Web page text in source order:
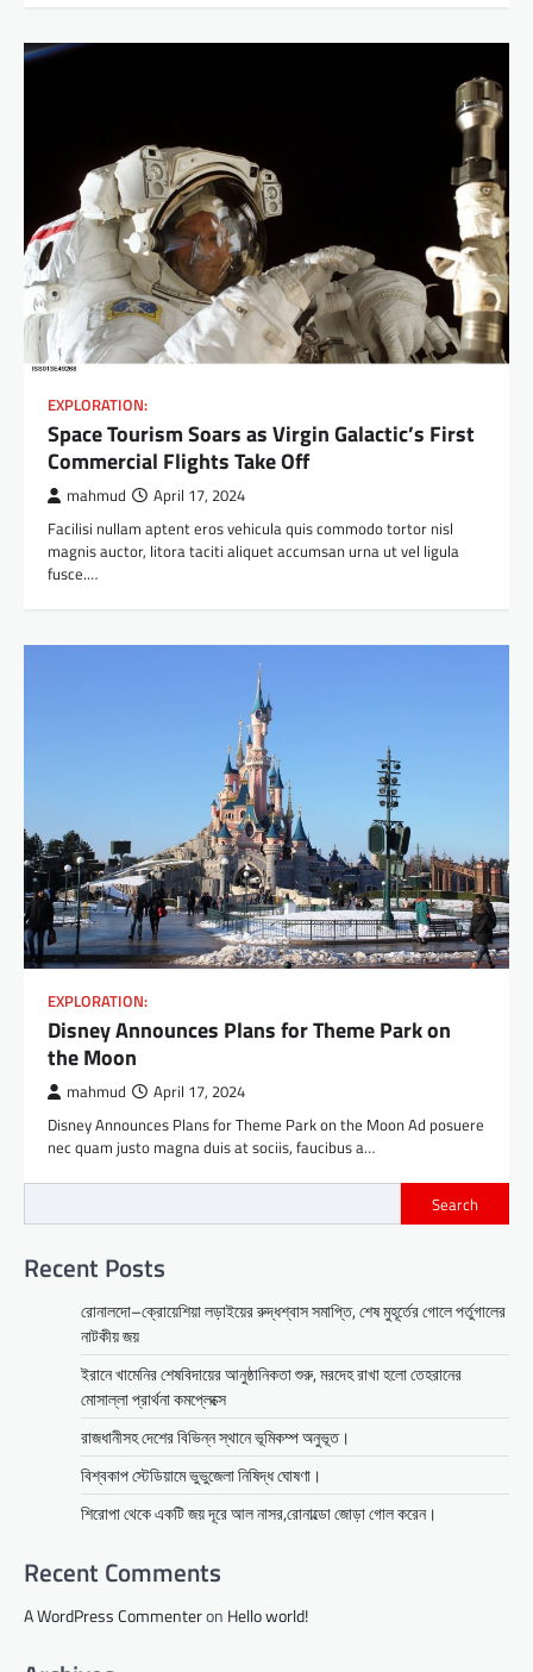
EXPLORATION:
Space Tourism Soars as Virgin Galactic’s First
Commercial Flights Take Off
mahmud April 17, 2024
Facilisi nullam aptent eros vehicula quis commodo tortor nisl
magnis auctor, litora taciti aliquet accumsan urna ut vel ligula
fusce.…
EXPLORATION:
Disney Announces Plans for Theme Park on
the Moon
mahmud April 17, 2024
Disney Announces Plans for Theme Park on the Moon Ad posuere
nec quam justo magna duis at sociis, faucibus a…
Search
Recent Posts
রোনালদো–ক্রোয়েশিয়া লড়াইয়ের রুদ্ধশ্বাস সমাপ্তি, শেষ মুহূর্তের গোলে পর্তুগালের
নাটকীয় জয়
ইরানে খামেনির শেষবিদায়ের আনুষ্ঠানিকতা শুরু, মরদেহ রাখা হলো তেহরানের
মোসাল্লা প্রার্থনা কমপ্লেক্সে
রাজধানীসহ দেশের বিভিন্ন স্থানে ভূমিকম্প অনুভূত।
বিশ্বকাপ স্টেডিয়ামে ভুভুজেলা নিষিদ্ধ ঘোষণা।
শিরোপা থেকে একটি জয় দূরে আল নাসর,রোনাল্ডো জোড়া গোল করেন।
Recent Comments
A WordPress Commenteron Hello world!